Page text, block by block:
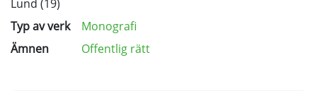
Lund (19)
Typ av verk
Monografi
Ämnen
Offentlig rätt